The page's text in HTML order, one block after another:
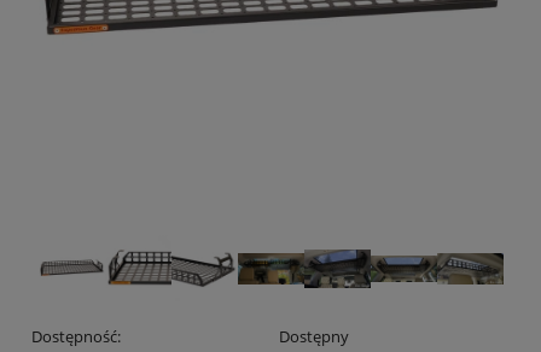
Dostępność:
Dostępny